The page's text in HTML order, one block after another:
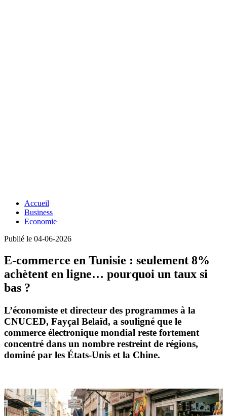
Accueil
Business
Economie
Publié le 04-06-2026
E-commerce en Tunisie : seulement 8%
achètent en ligne… pourquoi un taux si
bas ?
L’économiste et directeur des programmes à la
CNUCED, Fayçal Belaïd, a souligné que le
commerce électronique mondial reste fortement
concentré dans un nombre restreint de régions,
dominé par les États-Unis et la Chine.